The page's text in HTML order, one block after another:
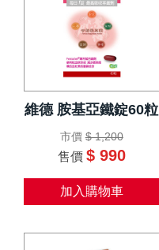
維德 胺基亞鐵錠60粒
市價 $ 1,200
售價 $ 990
加入購物車